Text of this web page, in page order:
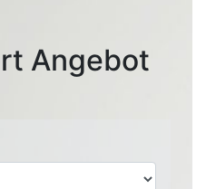
Angebot